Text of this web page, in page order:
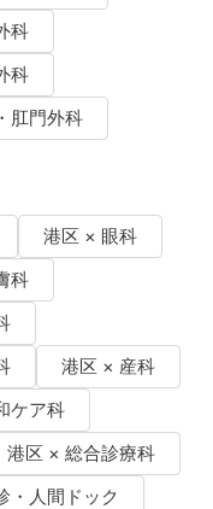
科
科
肛門外科
港区 × 眼科
科
港区 × 産科
ケア科
港区 × 総合診療科
・人間ドック